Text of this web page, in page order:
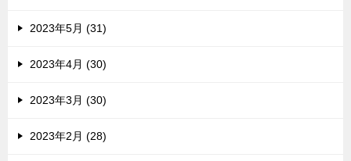
2023年5月 (31)
2023年4月 (30)
2023年3月 (30)
2023年2月 (28)